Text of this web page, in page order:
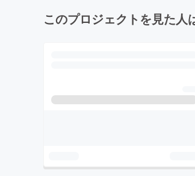
このプロジェクトを見た人